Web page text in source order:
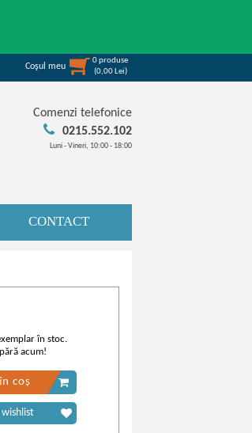
Coşul meu
0produse
(0,00 Lei)
Comenzi telefonice
0215.552.102
Luni - Vineri, 10:00 - 18:00
CONTACT
în stoc.
acum!
coș